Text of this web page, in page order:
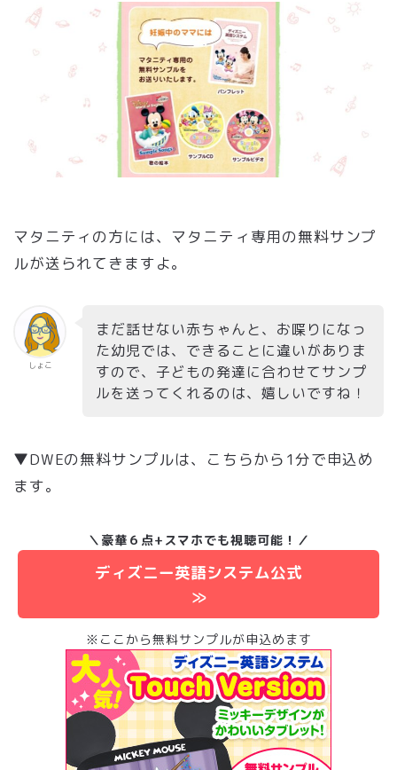
マタニティの方には、マタニティ専用の無料サンプ
ルが送られてきますよ。
しょこ
まだ話せない赤ちゃんと、お喋りになっ
た幼児では、できることに違いがありま
すので、子どもの発達に合わせてサンプ
ルを送ってくれるのは、嬉しいですね！
▼DWEの無料サンプルは、こちらから1分で申込め
ます。
＼豪華６点+スマホでも視聴可能！／
ディズニー英語システム公式
≫
※ここから無料サンプルが申込めます